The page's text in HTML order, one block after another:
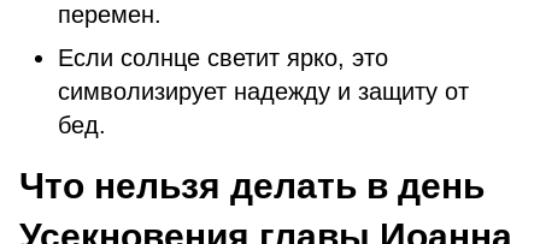
перемен.
Если солнце светит ярко, это
символизирует надежду и защиту от
бед.
Что нельзя делать в день